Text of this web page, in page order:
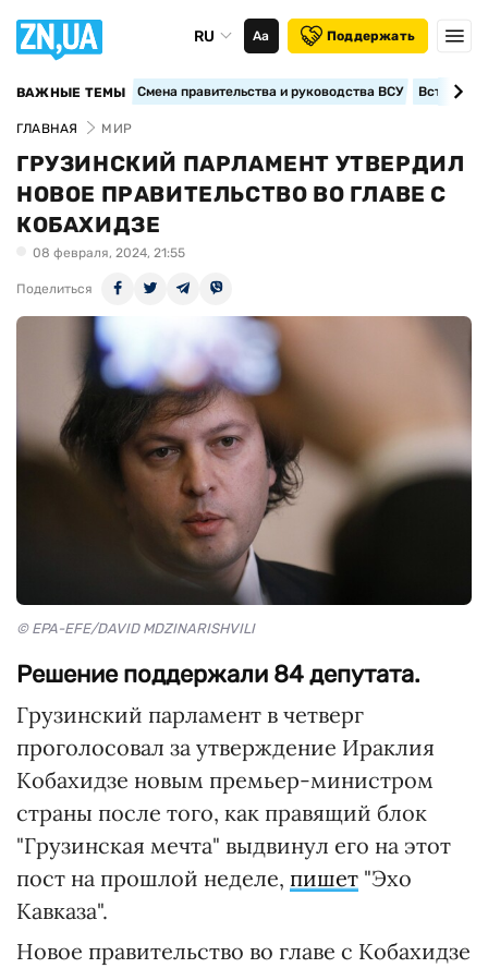
RU Аа Поддержать
ВАЖНЫЕ ТЕМЫ Смена правительства и руководства ВСУ
ГЛАВНАЯ МИР
ГРУЗИНСКИЙ ПАРЛАМЕНТ УТВЕРДИЛ
НОВОЕ ПРАВИТЕЛЬСТВО ВО ГЛАВЕ С
КОБАХИДЗЕ
08 февраля, 2024, 21:55
Поделиться
© EPA-EFE/DAVID MDZINARISHVILI
Решение поддержали 84 депутата.
Грузинский парламент в четверг
проголосовал за утверждение Ираклия
Кобахидзе новым премьер-министром
страны после того, как правящий блок
"Грузинская мечта" выдвинул его на этот
пост на прошлой неделе, пишет "Эхо
Кавказа".
Новое правительство во главе с Кобахидзе